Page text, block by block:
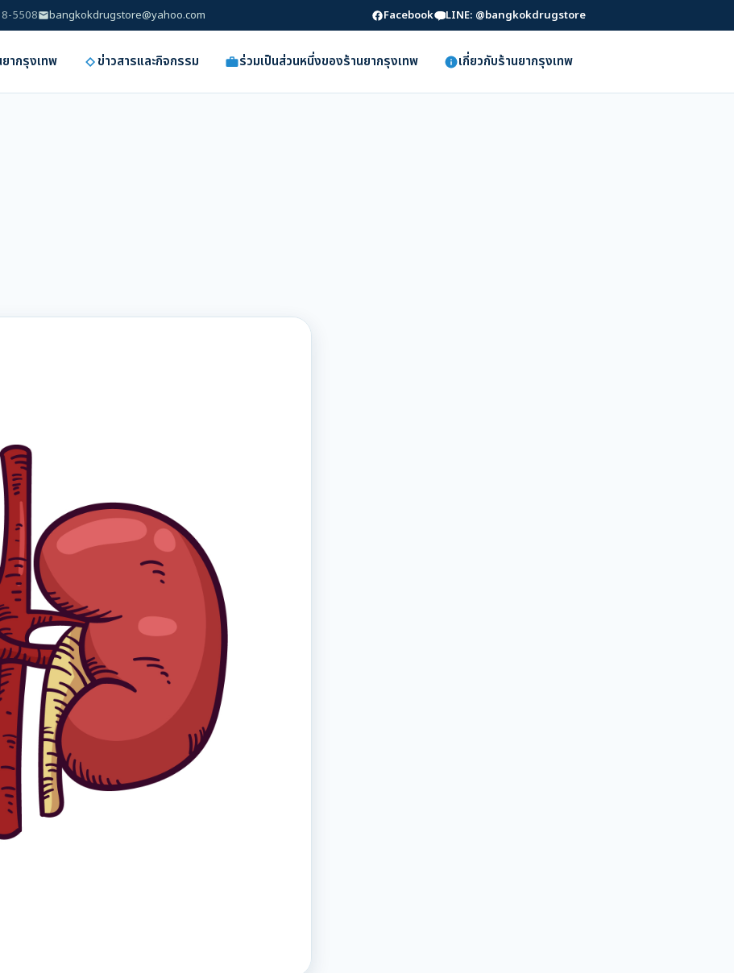
5508 bangkokdrugstore@yahoo.com Facebook LINE: @bangkokdrugstore
ากรุงเทพ ข่าวสารและกิจกรรม ร่วมเป็นส่วนหนึ่งของร้านยากรุงเทพ เกี่ยวกับร้านยากรุงเทพ